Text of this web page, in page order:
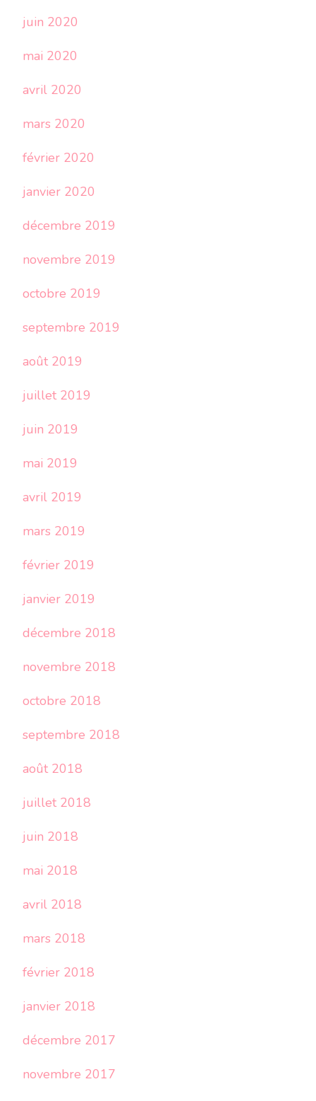
juin 2020
mai 2020
avril 2020
mars 2020
février 2020
janvier 2020
décembre 2019
novembre 2019
octobre 2019
septembre 2019
août 2019
juillet 2019
juin 2019
mai 2019
avril 2019
mars 2019
février 2019
janvier 2019
décembre 2018
novembre 2018
octobre 2018
septembre 2018
août 2018
juillet 2018
juin 2018
mai 2018
avril 2018
mars 2018
février 2018
janvier 2018
décembre 2017
novembre 2017